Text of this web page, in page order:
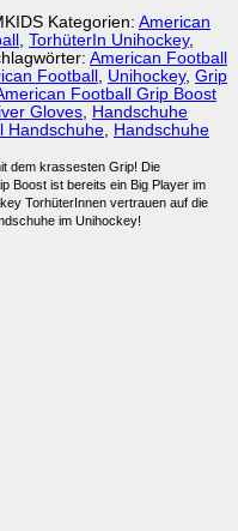
Kategorien: American
TorhüterIn Unihockey,
American Football
Football Unihockey, Grip
Football Grip Boost
Gloves Handschuhe
Handschuhe
Handschuhe
dem krassesten Grip! Die
Boost ist bereits ein Big Player im
TorhüterInnen vertrauen auf die
im Unihockey!